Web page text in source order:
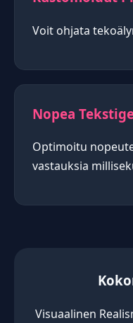
Voit ohjata
Nopea
Optimoitu
vastauksia
Visuaalinen